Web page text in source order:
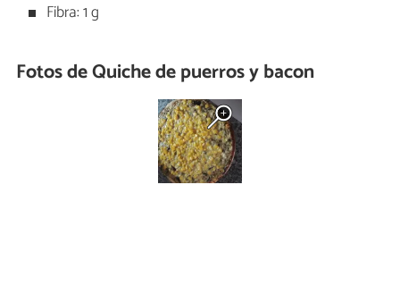
Fibra: 1 g
Fotos de Quiche de puerros y bacon